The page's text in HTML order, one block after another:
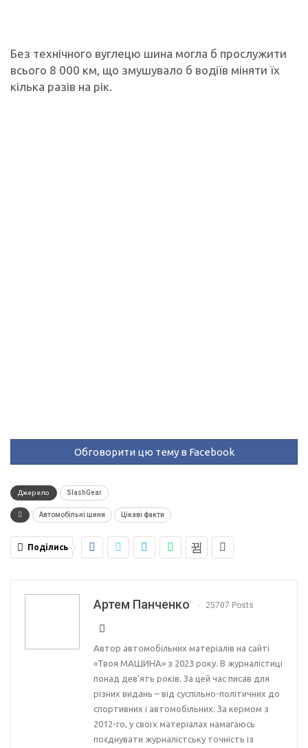
Без технічного вуглецю шина могла б прослужити
всього 8 000 км, що змушувало б водіїв міняти їх
кілька разів на рік.
Обговорити цю тему в Facebook
Джерело SlashGear
Автомобільні шини Цікаві факти
Поділись
Артем Панченко 25707 Posts
Автор автомобільних матеріалів на сайті
«Твоя МАШИНА» з 2023 року. В журналістиці
понад дев’ять років. За цей час писав для
різних видань – від суспільно-політичних до
спортивних і автомобільних. За кермом з
2012-го, у своїх матеріалах намагаюсь
поєднувати журналістську точність із